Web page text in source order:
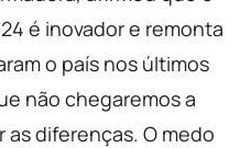
é inovador e remonta
o país nos últimos
não chegaremos a
as diferenças. O medo